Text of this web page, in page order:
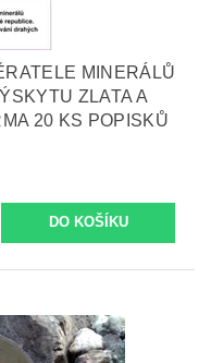
MINERÁLŮ
ZLATA A
20 KS POPISKŮ